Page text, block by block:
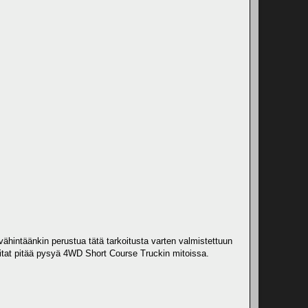
perustua tätä tarkoitusta varten valmistettuun
pitää pysyä 4WD Short Course Truckin mitoissa.